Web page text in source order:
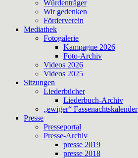
Würdenträger
Wir gedenken
Förderverein
Mediathek
Fotogalerie
Kampagne 2026
Foto-Archiv
Videos 2026
Videos 2025
Sitzungen
Liederbücher
Liederbuch-Archiv
„ewiger“ Fassenachtskalender
Presse
Presseportal
Presse-Archiv
presse 2019
presse 2018